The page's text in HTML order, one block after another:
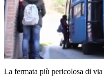
La fermata più pericolosa di